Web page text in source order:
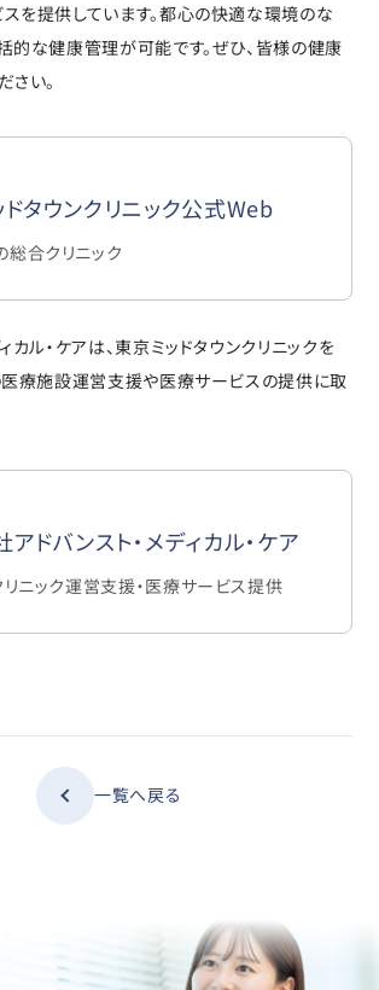
を提供しています。都心の快適な環境のな
的な健康管理が可能です。ぜひ、皆様の健康
さい。
タウンクリニック公式Web
総合クリニック
カル・ケアは、東京ミッドタウンクリニックを
療施設運営支援や医療サービスの提供に取
ドバンスト・メディカル・ケア
ニック運営支援・医療サービス提供
一覧へ戻る